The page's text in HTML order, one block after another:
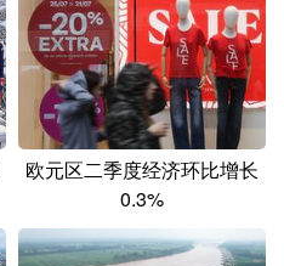
Français عربى
日本語 한국어
欧元区二季度经济环比增长
0.3%